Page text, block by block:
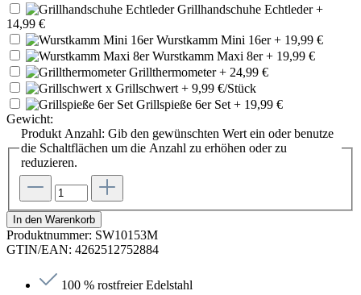
Grillhandschuhe Echtleder+
14,99 €
Wurstkamm Mini 16er+ 19,99 €
Wurstkamm Maxi 8er+ 19,99 €
Grillthermometer+ 24,99 €
x Grillschwert + 9,99 €/Stück
Grillspieße 6er Set + 19,99 €
Gewicht:
Produkt Anzahl: Gib den gewünschten Wert ein oder benutze
die Schaltflächen um die Anzahl zu erhöhen oder zu
reduzieren.
In den Warenkorb
Produktnummer: SW10153M
GTIN/EAN: 4262512752884
100 % rostfreier Edelstahl